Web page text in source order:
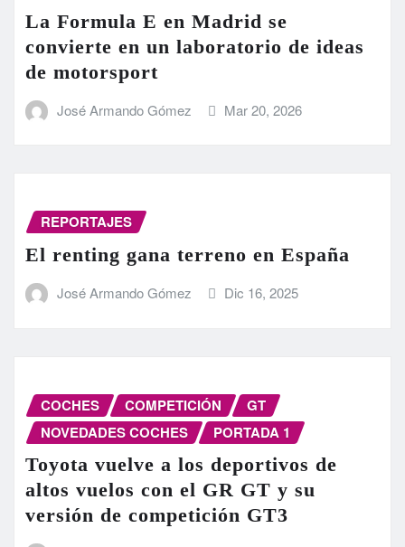
La Formula E en Madrid se
convierte en un laboratorio de ideas
de motorsport
José Armando Gómez Mar 20, 2026
REPORTAJES
El renting gana terreno en España
José Armando Gómez Dic 16, 2025
COCHES COMPETICIÓN
GT
NOVEDADES COCHES
PORTADA 1
Toyota vuelve a los deportivos de
altos vuelos con el GR GT y su
versión de competición GT3